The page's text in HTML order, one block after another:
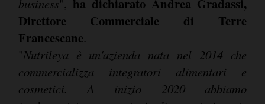
business",
Direttore Commerciale di Terre
Francescane.
"Nutrileya è un'azienda nata nel 2014 che
commercializza integratori alimentari e
cosmetici. A inizio 2020 abbiamo